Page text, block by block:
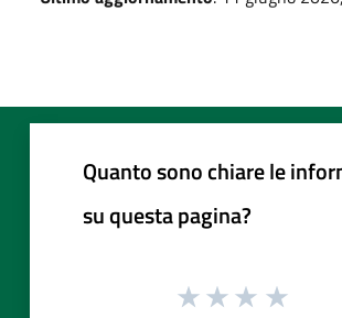
Quanto sono chiare le
su questa pagina?